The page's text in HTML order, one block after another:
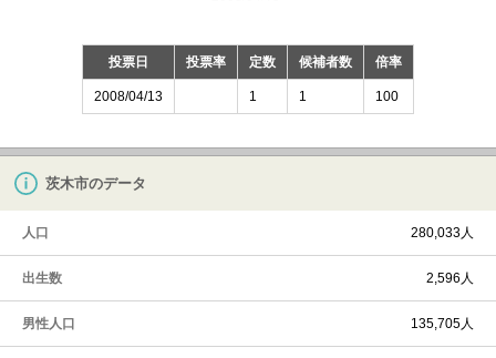
投票日 投票率 定数 候補者数 倍率
2008/04/13 1 1 100
茨木市のデータ
人口 280,033人
出生数 2,596人
男性人口 135,705人